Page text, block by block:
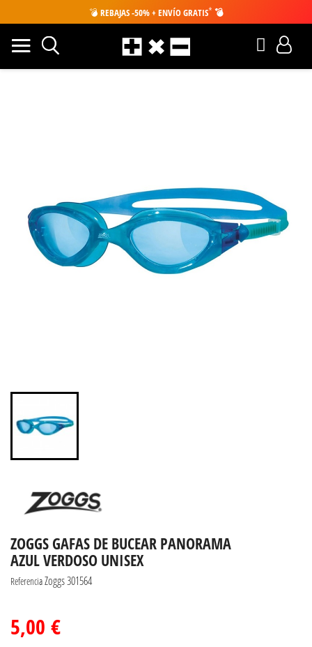
💣 REBAJAS -50% + ENVÍO GRATIS* 💣
ZOGGS GAFAS DE BUCEAR PANORAMA
AZUL VERDOSO UNISEX
ReferenciaZoggs 301564
5,00 €